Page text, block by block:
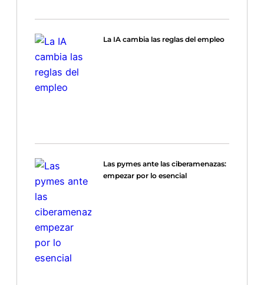
La IA cambia las reglas del empleo
Las pymes ante las ciberamenazas:
empezar por lo esencial